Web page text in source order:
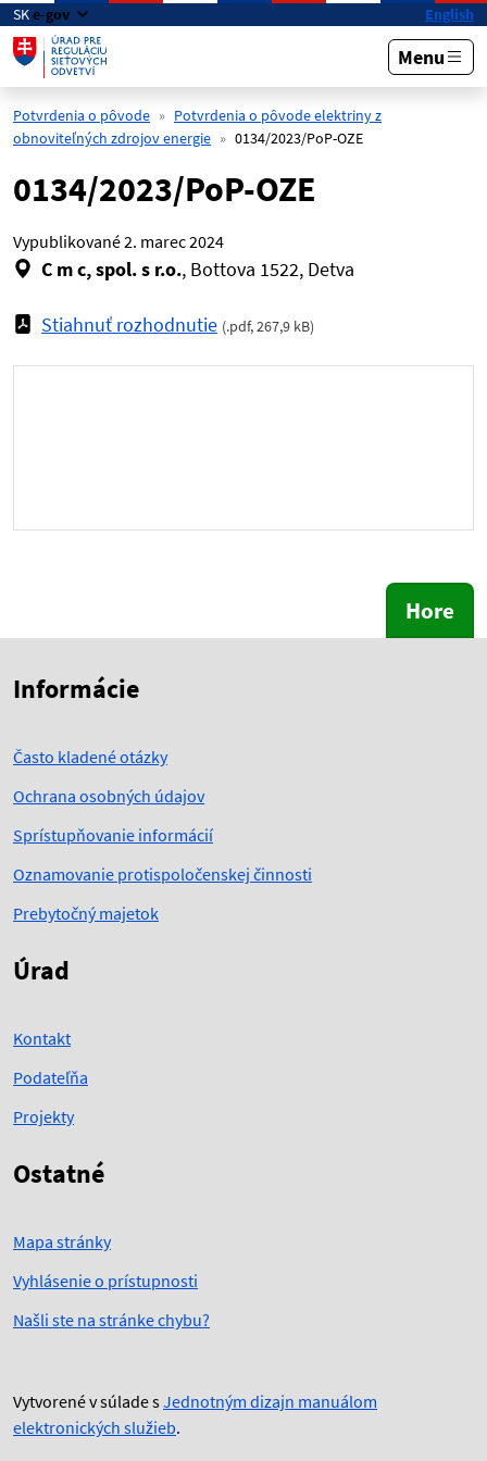
Preskočiť na hlavný obsah
SKe-gov English
Menu
Potvrdenia o pôvode
Potvrdenia o pôvode elektriny z
obnoviteľných zdrojov energie
0134/2023/PoP-OZE
0134/2023/PoP-OZE
Vypublikované2. marec 2024
C m c, spol. s r.o., Bottova 1522, Detva
Stiahnuť rozhodnutie (.pdf,267,9 kB)
Hore
Informácie
Často kladené otázky
Ochrana osobných údajov
Sprístupňovanie informácií
Oznamovanie protispoločenskej činnosti
Prebytočný majetok
Úrad
Kontakt
Podateľňa
Projekty
Ostatné
Mapa stránky
Vyhlásenie o prístupnosti
Našli ste na stránke chybu?
Vytvorené v súlade sJednotným dizajn manuálom
elektronických služieb.